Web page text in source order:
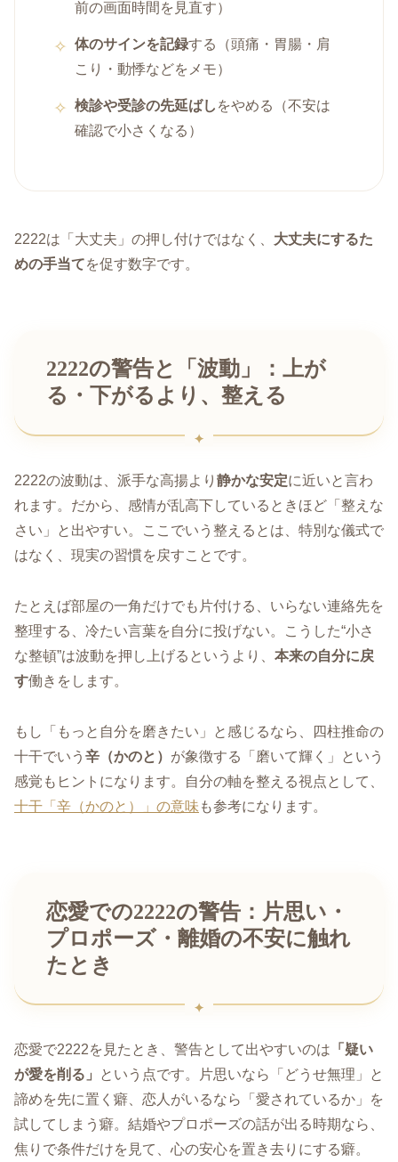
前の画面時間を見直す）
体のサインを記録する（頭痛・胃腸・肩
こり・動悸などをメモ）
検診や受診の先延ばし をやめる（不安は
確認で小さくなる）
2222は「大丈夫」の押し付けではなく、 大丈夫にするた
めの手当てを促す数字です。
2222の警告と「波動」：上が
る・下がるより、整える
2222の波動は、派手な高揚より 静かな安定に近いと言わ
れます。だから、感情が乱高下しているときほど「整えな
さい」と出やすい。ここでいう整えるとは、特別な儀式で
はなく、現実の習慣を戻すことです。
たとえば部屋の一角だけでも片付ける、いらない連絡先を
整理する、冷たい言葉を自分に投げない。こうした“小さ
な整頓”は波動を押し上げるというより、 本来の自分に戻
す働きをします。
もし「もっと自分を磨きたい」と感じるなら、四柱推命の
十干でいう 辛（かのと） が象徴する「磨いて輝く」という
感覚もヒントになります。自分の軸を整える視点として、
十干「辛（かのと）」の意味 も参考になります。
恋愛での2222の警告：片思い・
プロポーズ・離婚の不安に触れ
たとき
恋愛で2222を見たとき、警告として出やすいのは 「疑い
が愛を削る」
という点です。片思いなら「どうせ無理」と
諦めを先に置く癖、恋人がいるなら「愛されているか」を
試してしまう癖。結婚やプロポーズの話が出る時期なら、
焦りで条件だけを見て、心の安心を置き去りにする癖。